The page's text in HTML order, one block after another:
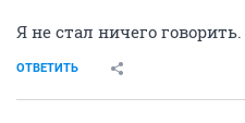
Я не стал ничего
ОТВЕТИТЬ